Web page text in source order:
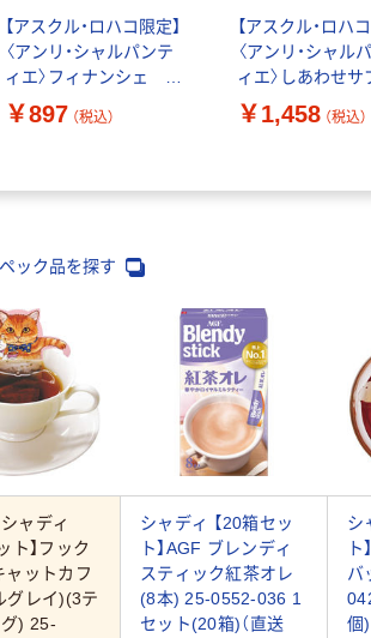
【アスクル・ロハコ限定】
〈アンリ・シャルパンテ
ィエ〉フィナンシェ 5
個入 1個 お菓子 ギフ
ト 手土産 個包装 限
￥897 （税込）
【アスクル・ロハ
〈アンリ・シャル
ィエ〉しあわせサ
枚入 1セット（1個×3） プ
チギフト 結婚出
￥1,458 （税込）
ック品を探す
シャディ
ト】フック
ャットカフ
グレイ)(3テ
) 25-
シャディ 【20箱セッ
ト】AGF ブレンディ
スティック紅茶オレ
(8本) 25-0552-036 1
セット(20箱)（直送
シ
バ
個)